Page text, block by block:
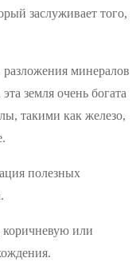
заслуживает того,
разложения минералов
земля очень богата
такими как железо,
полезных
или